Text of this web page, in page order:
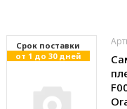
Cрок поставки
от 1 до 30 дней